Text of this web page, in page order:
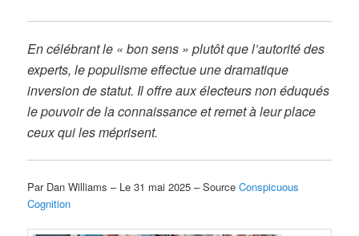
En célébrant le « bon sens » plutôt que l’autorité des
experts, le populisme effectue une dramatique
inversion de statut. Il offre aux électeurs non éduqués
le pouvoir de la connaissance et remet à leur place
ceux qui les méprisent.
Par Dan Williams – Le 31 mai 2025 – SourceConspicuous
Cognition